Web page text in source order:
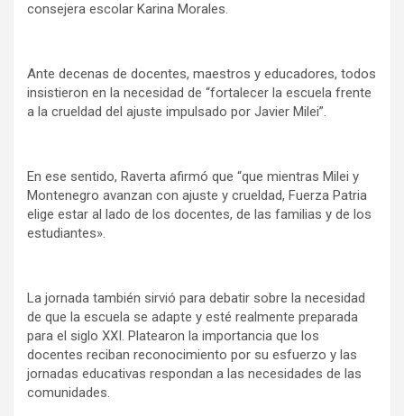
consejera escolar Karina Morales.
Ante decenas de docentes, maestros y educadores, todos
insistieron en la necesidad de “fortalecer la escuela frente
a la crueldad del ajuste impulsado por Javier Milei”.
En ese sentido, Raverta afirmó que “que mientras Milei y
Montenegro avanzan con ajuste y crueldad, Fuerza Patria
elige estar al lado de los docentes, de las familias y de los
estudiantes».
La jornada también sirvió para debatir sobre la necesidad
de que la escuela se adapte y esté realmente preparada
para el siglo XXI. Platearon la importancia que los
docentes reciban reconocimiento por su esfuerzo y las
jornadas educativas respondan a las necesidades de las
comunidades.